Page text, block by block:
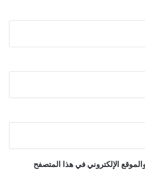
الإلكتروني في هذا المتصفح